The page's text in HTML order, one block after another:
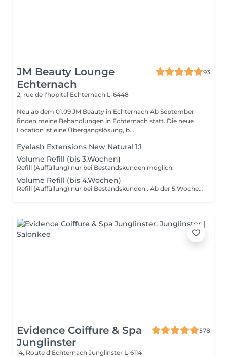
JM Beauty Lounge
Echternach
93
2, rue de l'hopital Echternach L-6448
Neu ab dem 01.09 JM Beauty in Echternach Ab September
finden meine Behandlungen in Echternach statt. Die neue
Location ist eine Übergangslösung, b...
Eyelash Extensions New Natural 1:1
Volume Refill (bis 3.Wochen)
Refill (Auffüllung) nur bei Bestandskunden möglich.
Volume Refill (bis 4.Wochen)
Refill (Auffüllung) nur bei Bestandskunden . Ab der 5.Woche Neupreis
Evidence Coiffure & Spa
Junglinster
578
14, Route d‘Echternach Junglinster L-6114